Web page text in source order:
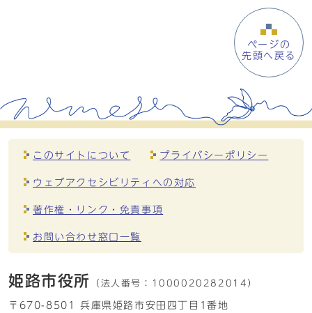
ページの
先頭へ戻る
このサイトについて プライバシーポリシー
ウェブアクセシビリティへの対応
著作権・リンク・免責事項
お問い合わせ窓口一覧
姫路市役所 （法人番号： 1000020282014）
〒670-8501 兵庫県姫路市安田四丁目1番地